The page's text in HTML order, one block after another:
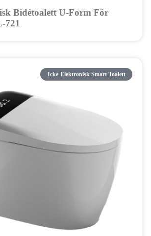
Bidétoalett U-Form För
721
Icke-Elektronisk Smart Toalett